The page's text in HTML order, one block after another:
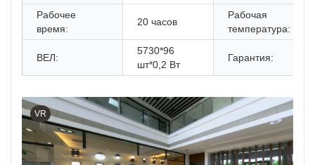
Рабочее
время:
20 часов
Рабочая
температура:
ВЕЛ:
5730*96
шт*0,2 Вт
Гарантия:
VR